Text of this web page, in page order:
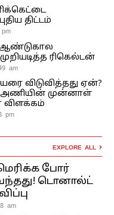
திட்டம்
ஆண்டுகால
ரிகெல்டன்
am
விடுவித்தது ஏன்?
முன்னாள்
விளக்கம்
pm
EXPLORE ALL
போர்
வந்தது! டொனால்ட்
am